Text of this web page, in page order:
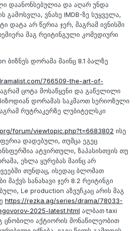
დაანონსებულია და აღარ უნდა
გამოსვლა, ვნახე IMDB-ზე სუყველა,
დატა არ წერია ჯერ, მაგრამ ივნისში
მაგ რეიტინგული კომედიური
ბიზნეს დორამა მაინც 8.1 ბალზე
766509-the-art-of-
ცოტა მოსაწყენი და გაწელილი
დორამას საკმაოთ სერიოზული
რუტრაკერზე ლუბიტელსკი
forum/viewtopic.php?t=6683802 ისე
დადებული, თუმცა ეგეც
ატვირთული, ზაპასისთვის თუ
ეხლა ყურებას მაინც არ
თუნდაც, ისედაც ბლომათ
მაქვს სანახავი ჯერ 8.2 რეიტინგი
Le production აზვუჩკაც არის მაგ
https://rezka.ag/series/drama/78033-
2025-latest.html ალბათ taxi
ცნობილი აქტიორის მონაწილეობით